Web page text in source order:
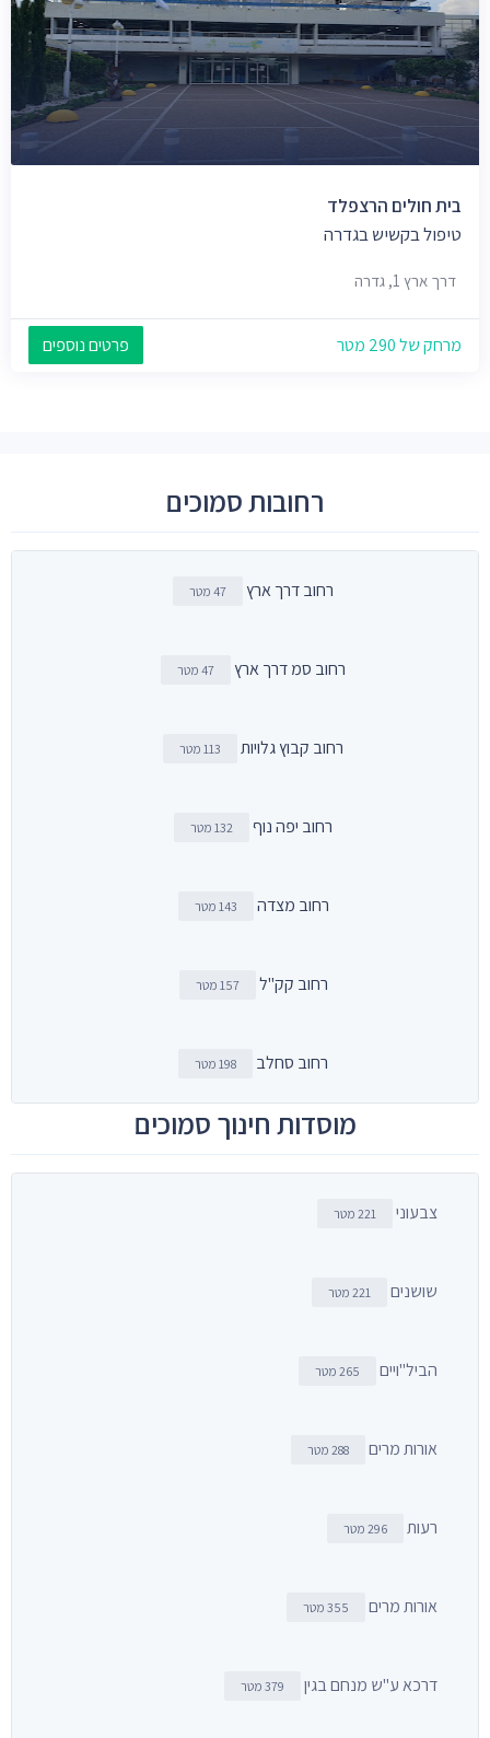
בית חולים הרצפלד
טיפול בקשיש בגדרה
דרך ארץ 1, גדרה
מרחק של 290 מטר פרטים נוספים
רחובות סמוכים
רחוב דרך ארץ 47 מטר
רחוב סמ דרך ארץ 47 מטר
רחוב קבוץ גלויות 113 מטר
רחוב יפה נוף 132 מטר
רחוב מצדה 143 מטר
רחוב קק"ל 157 מטר
רחוב סחלב 198 מטר
מוסדות חינוך סמוכים
צבעוני 221 מטר
שושנים 221 מטר
הביל"ויים 265 מטר
אורות מרים 288 מטר
רעות 296 מטר
אורות מרים 355 מטר
דרכא ע"ש מנחם בגין 379 מטר